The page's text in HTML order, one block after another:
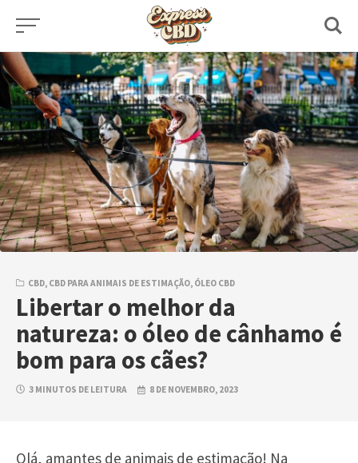
Skip
content
CBD, CBD PARA ANIMAIS DE ESTIMAÇÃO, ÓLEO CBD
Libertar o melhor da
natureza: o óleo de cânhamo é
bom para os cães?
3 MINUTOS DE LEITURA 8 DE NOVEMBRO, 2023
Olá, amantes de animais de estimação! Na